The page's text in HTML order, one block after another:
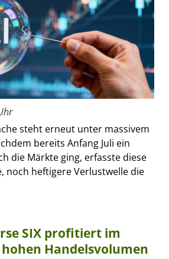
steht erneut unter massivem
bereits Anfang Juli ein
die Märkte ging, erfasste diese
noch heftigere Verlustwelle die
SIX profitiert im
Handelsvolumen